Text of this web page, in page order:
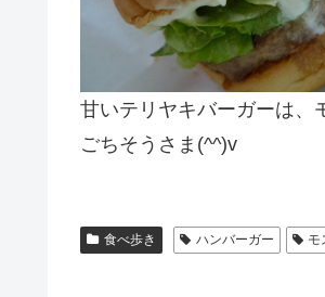
甘いテリヤキバーガーは、
ごちそうさま(^^)v
食べ歩き ハンバーガー モ